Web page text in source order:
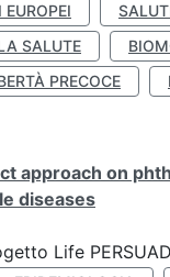
EUROPEI
SALUTE
PRECOCE
approach on
diseases
Life